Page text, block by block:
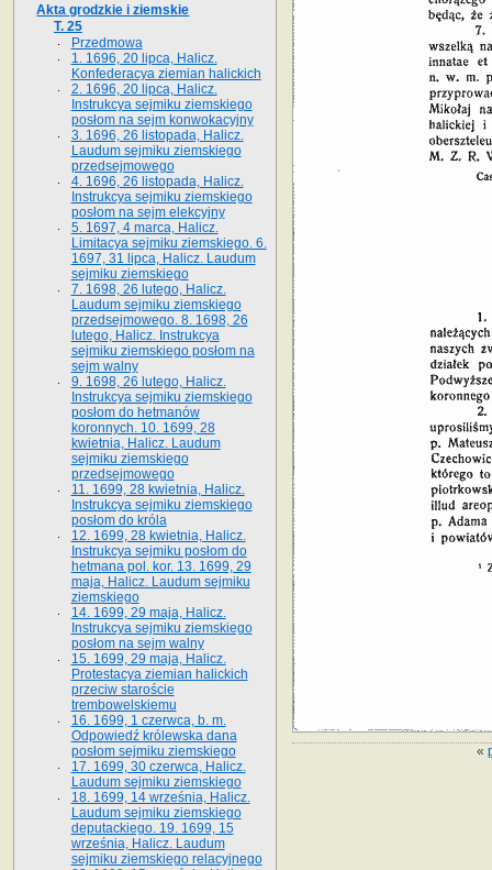
«
Akta grodzkie i ziemskie
T. 25
Przedmowa
1. 1696, 20 lipca, Halicz.
Konfederacya ziemian halickich
2. 1696, 20 lipca, Halicz.
Instrukcya sejmiku ziemskiego
posłom na sejm konwokacyjny
3. 1696, 26 listopada, Halicz.
Laudum sejmiku ziemskiego
przedsejmowego
4. 1696, 26 listopada, Halicz.
Instrukcya sejmiku ziemskiego
posłom na sejm elekcyjny
5. 1697, 4 marca, Halicz.
Limitacya sejmiku ziemskiego. 6.
1697, 31 lipca, Halicz. Laudum
sejmiku ziemskiego
7. 1698, 26 lutego, Halicz.
Laudum sejmiku ziemskiego
przedsejmowego. 8. 1698, 26
lutego, Halicz. Instrukcya
sejmiku ziemskiego posłom na
sejm walny
9. 1698, 26 lutego, Halicz.
Instrukcya sejmiku ziemskiego
posłom do hetmanów
koronnych. 10. 1699, 28
kwietnia, Halicz. Laudum
sejmiku ziemskiego
przedsejmowego
11. 1699, 28 kwietnia, Halicz.
Instrukcya sejmiku ziemskiego
posłom do króla
12. 1699, 28 kwietnia, Halicz.
Instrukcya sejmiku posłom do
hetmana pol. kor. 13. 1699, 29
maja, Halicz. Laudum sejmiku
ziemskiego
14. 1699, 29 maja, Halicz.
Instrukcya sejmiku ziemskiego
posłom na sejm walny
15. 1699, 29 maja, Halicz.
Protestacya ziemian halickich
przeciw staroście
trembowelskiemu
16. 1699, 1 czerwca, b. m.
Odpowiedź królewska dana
posłom sejmiku ziemskiego
17. 1699, 30 czerwca, Halicz.
Laudum sejmiku ziemskiego
18. 1699, 14 września, Halicz.
Laudum sejmiku ziemskiego
deputackiego. 19. 1699, 15
września, Halicz. Laudum
sejmiku ziemskiego relacyjnego